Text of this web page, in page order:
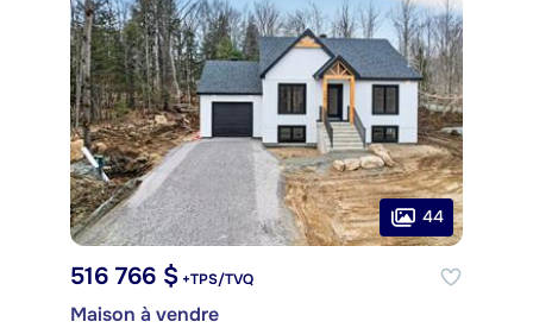
44
516 766 $ +TPS/TVQ
Maison à vendre